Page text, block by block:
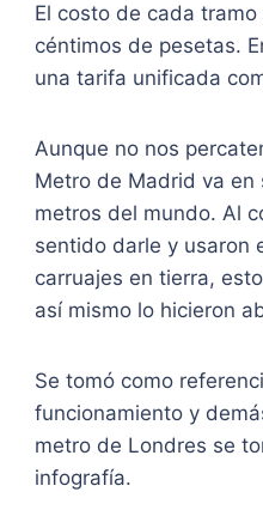
El costo de cada
céntimos de pesetas.
una tarifa unificada
Aunque no nos
Metro de Madrid va
metros del mundo. Al
sentido darle y usaron
carruajes en tierra,
así mismo lo hicieron
Se tomó como
funcionamiento y
metro de Londres se
infografía.